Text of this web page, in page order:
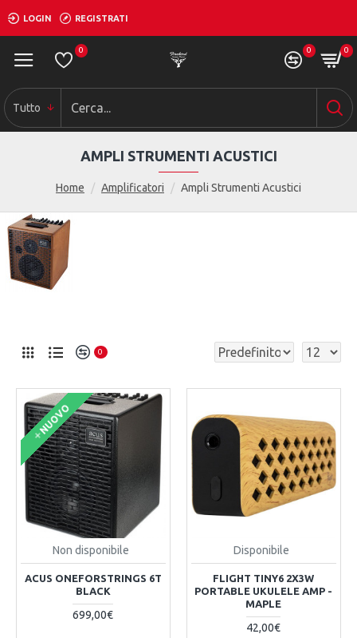
LOGIN REGISTRATI
0 0 0
Tutto
Home Amplificatori Ampli Strumenti Acustici
AMPLI STRUMENTI ACUSTICI
0
NUOVO
Non disponibile
ACUS ONEFORSTRINGS 6T
BLACK
699,00€
Disponibile
FLIGHT TINY6 2X3W
PORTABLE UKULELE AMP -
MAPLE
42,00€